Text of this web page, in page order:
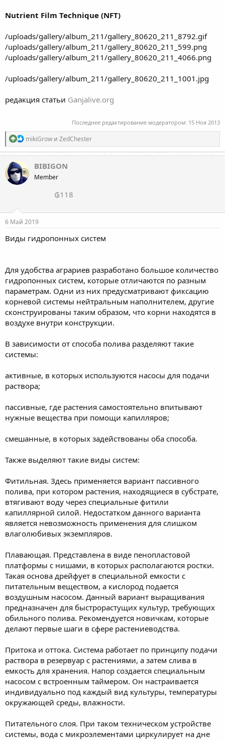
Nutrient Film Technique (NFT)
/uploads/gallery/album_211/gallery_80620_211_8792.gif
/uploads/gallery/album_211/gallery_80620_211_599.png
/uploads/gallery/album_211/gallery_80620_211_4066.png
/uploads/gallery/album_211/gallery_80620_211_1001.jpg
редакция статьи Ganjalive.org
Последнее редактирование модератором: 15 Ноя 2013
Р
е
а
ц
и
mikiGrow и ZedChester
BIBIGON
Member
₲118
6 Май 2019
Виды гидропонных систем
Для удобства аграриев разработано большое количество
гидропонных систем, которые отличаются по разным
параметрам. Одни из них предусматривают фиксацию
корневой системы нейтральным наполнителем, другие
сконструированы таким образом, что корни находятся в
воздухе внутри конструкции.
В зависимости от способа полива разделяют такие
системы:
активные, в которых используются насосы для подачи
раствора;
пассивные, где растения самостоятельно впитывают
нужные вещества при помощи капилляров;
смешанные, в которых задействованы оба способа.
Также выделяют такие виды систем:
Фитильная. Здесь применяется вариант пассивного
полива, при котором растения, находящиеся в субстрате,
втягивают воду через специальные фитили
капиллярной силой. Недостатком данного варианта
является невозможность применения для слишком
влаголюбивых экземпляров.
Плавающая. Представлена в виде пенопластовой
платформы с нишами, в которых располагаются ростки.
Такая основа дрейфует в специальной емкости с
питательным веществом, а кислород подается
воздушным насосом. Данный вариант выращивания
предназначен для быстрорастущих культур, требующих
обильного полива. Рекомендуется новичкам, которые
делают первые шаги в сфере растениеводства.
Притока и оттока. Система работает по принципу подачи
раствора в резервуар с растениями, а затем слива в
емкость для хранения. Напор создается специальным
насосом с встроенным таймером. Он настраивается
индивидуально под каждый вид культуры, температуры
окружающей среды, влажности.
Питательного слоя. При таком техническом устройстве
системы, вода с микроэлементами циркулирует на дне